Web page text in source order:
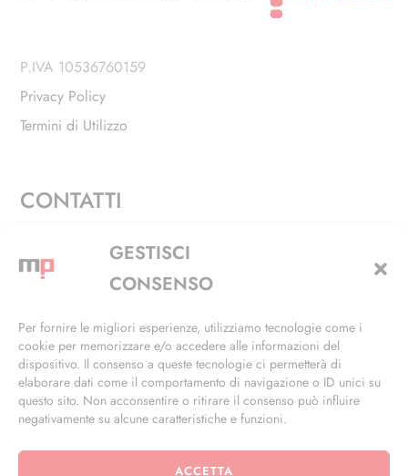
GESTISCI
CONSENSO
Per fornire le migliori esperienze, utilizziamo tecnologie come i
cookie per memorizzare e/o accedere alle informazioni del
dispositivo. Il consenso a queste tecnologie ci permetterà di
elaborare dati come il comportamento di navigazione o ID unici su
questo sito. Non acconsentire o ritirare il consenso può influire
negativamente su alcune caratteristiche e funzioni.
ACCETTA
P.IVA 10536760159
Privacy Policy
Termini di Utilizzo
CONTATTI
Via Alfieri, 27 - Trezzano Sul Naviglio (MI)
+39 02 4846 3155
info@masterphil.it